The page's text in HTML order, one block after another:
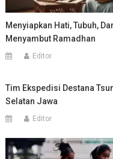
Menyiapkan Hati, Tubuh,
Menyambut Ramadhan
Editor
Tim Ekspedisi Destana
Selatan Jawa
Editor